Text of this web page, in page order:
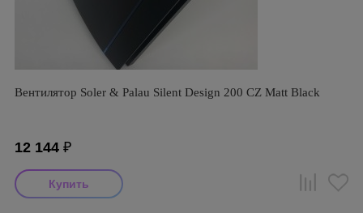
Вентилятор Soler & Palau Silent Design 200 CZ Matt Black
12 144 ₽